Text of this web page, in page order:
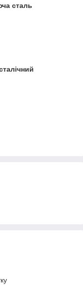
сталь